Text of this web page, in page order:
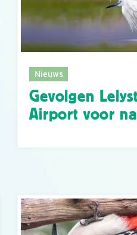
Nieuws
Gevolgen
Airport voor